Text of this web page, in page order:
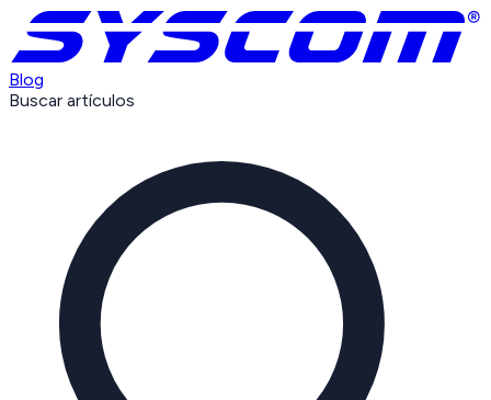
Blog
Buscar artículos